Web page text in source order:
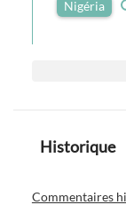
Nigéria
Historique
Commentaires